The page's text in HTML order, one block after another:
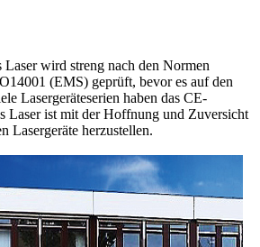
Laser wird streng nach den Normen
(EMS) geprüft, bevor es auf den
Lasergeräteserien haben das CE-
Laser ist mit der Hoffnung und Zuversicht
Lasergeräte herzustellen.